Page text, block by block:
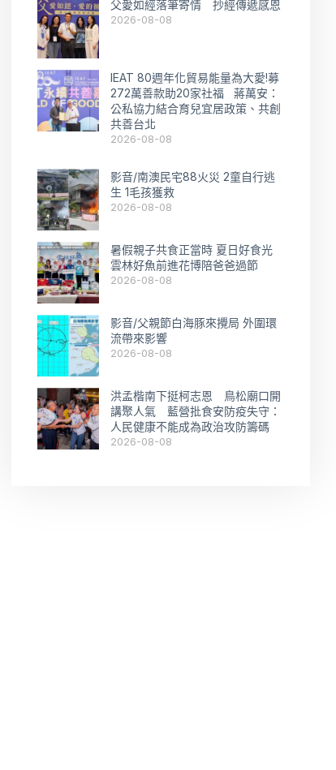
父愛如經落筆寄情 抄經傳遞感恩
2026-08-08
IEAT 80週年化貿易能量為大愛!募
272萬善款助20家社福 蔣萬安：
公私協力結合育兒宜居政策、共創
共善台北
2026-08-08
影音/南澳民宅88火災 2童自行逃
生 1毛孩獲救
2026-08-08
暑假親子共食正當時 夏日好食光
雲林好魚前進花博陪爸爸過節
2026-08-08
影音/父親節白海豚來攪局 外圍環
流帶來影響
2026-08-08
洪孟楷南下挺柯志恩 鳥松廟口開
講聚人氣 藍營批食安防疫失守：
人民健康不能成為政治攻防籌碼
2026-08-08